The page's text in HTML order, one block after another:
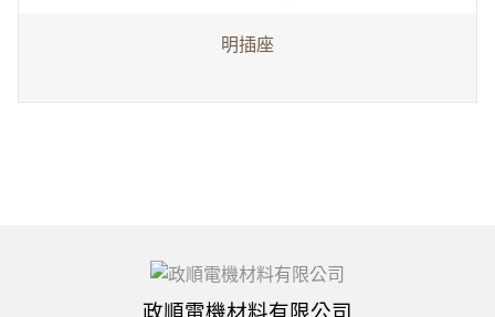
明插座
政順電機材料有限公司